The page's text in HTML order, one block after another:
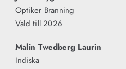
Optiker Branning
Vald till 2026
Malin Twedberg Laurin
Indiska